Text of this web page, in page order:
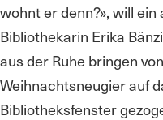
wohnt er denn?», will
Bibliothekarin Erika
aus der Ruhe bringen
Weihnachtsneugier auf
Bibliotheksfenster